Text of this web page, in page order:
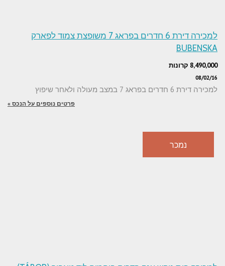
למכירה דירת 6 חדרים בפראג 7 משופצת צמוד לפארק
BUBENSKA
8,490,000 קרונות
08/02/16
למכירה דירת 6 חדרים בפראג 7 במצב מעולה ולאחר שיפוץ
פרטים נוספים על הנכס »
נמכר